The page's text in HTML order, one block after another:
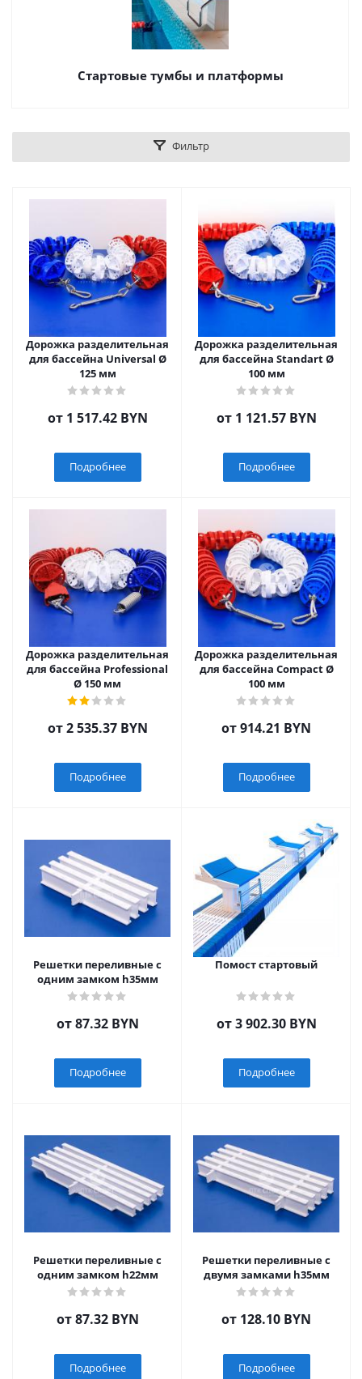
Стартовые тумбы и платформы
Фильтр
Дорожка разделительная
для бассейна Universal Ø
125 мм
от 1 517.42 BYN
Подробнее
Дорожка разделительная
для бассейна Standart Ø
100 мм
от 1 121.57 BYN
Подробнее
Дорожка разделительная
для бассейна Professional
Ø 150 мм
от2 535.37 BYN
Подробнее
Дорожка разделительная
для бассейна Compact Ø
100 мм
от914.21 BYN
Подробнее
Решетки переливные с
одним замком h35мм
от87.32 BYN
Подробнее
Помост стартовый
от3 902.30 BYN
Подробнее
Решетки переливные с
одним замком h22мм
от87.32 BYN
Подробнее
Решетки переливные с
двумя замками h35мм
от 128.10 BYN
Подробнее